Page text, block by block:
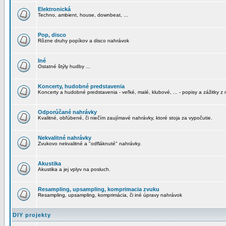
Elektronická
Techno, ambient, house, downbeat, ...
Pop, disco
Rôzne druhy popíkov a disco nahrávok
Iné
Ostatné štýly hudby ...
Koncerty, hudobné predstavenia
Koncerty a hudobné predstavenia - veľké, malé, klubové, ... - popisy a zážitky z
Odporúčané nahrávky
Kvalitné, obľúbené, či niečím zaujímavé nahrávky, ktoré stoja za vypočutie.
Nekvalitné nahrávky
Zvukovo nekvalitné a "odfláknuté" nahrávky.
Akustika
Akustika a jej vplyv na posluch.
Resampling, upsampling, komprimacia zvuku
Resampling, upsampling, komprimácia, či iné úpravy nahrávok
DIY projekty